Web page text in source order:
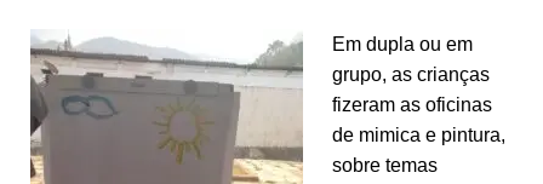
Em dupla ou em
grupo, as crianças
fizeram as oficinas
de mimica e pintura,
sobre temas